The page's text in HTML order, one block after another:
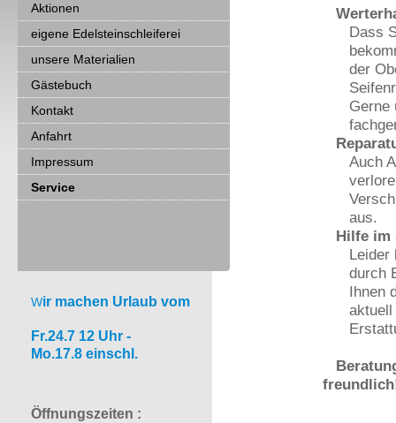
Dass
der
Gerne
Auch
aus.
Hilfe im
Leider
durch
Ihnen
Aktionen
eigene Edelsteinschleiferei
unsere Materialien
Gästebuch
Kontakt
Anfahrt
Impressum
Service
Wir machen Urlaub vom
Fr.24.7 12 Uhr -
Mo.17.8 einschl.
Öffnungszeiten :